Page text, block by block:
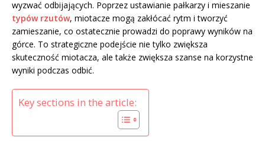
wyzwać odbijających. Poprzez ustawianie pałkarzy i mieszanie
typów rzutów, miotacze mogą zakłócać rytm i tworzyć
zamieszanie, co ostatecznie prowadzi do poprawy wyników na
górce. To strategiczne podejście nie tylko zwiększa
skuteczność miotacza, ale także zwiększa szanse na korzystne
wyniki podczas odbić.
Key sections in the article: